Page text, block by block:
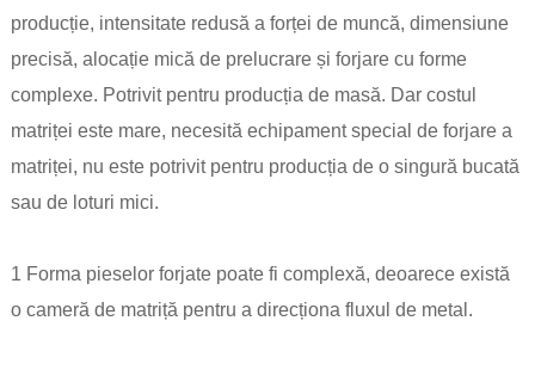
producție, intensitate redusă a forței de muncă, dimensiune
precisă, alocație mică de prelucrare și forjare cu forme
complexe. Potrivit pentru producția de masă. Dar costul
matriței este mare, necesită echipament special de forjare a
matriței, nu este potrivit pentru producția de o singură bucată
sau de loturi mici.
1 Forma pieselor forjate poate fi complexă, deoarece există
o cameră de matriță pentru a direcționa fluxul de metal.